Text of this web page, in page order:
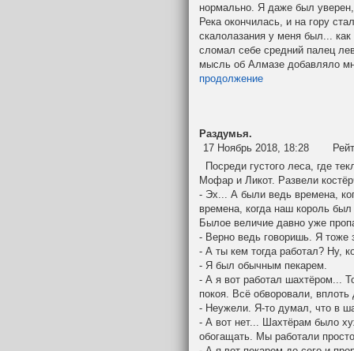
нормально. Я даже был
Река окончилась, и на гору
скалолазания у меня был...
сломал себе средний палец
мысль об Алмазе добавляло
продолжение
Раздумья.
17 Ноябрь 2018, 18:28
Посреди густого леса, где
Мофар и Ликот. Развели
- Эх... А были ведь времена,
времена, когда наш король
Былое величие давно уже
- Верно ведь говоришь. Я тоже
- А ты кем тогда работал? Ну,
- Я был обычным пекарем.
- А я вот работал шахтёром...
покоя. Всё обворовали, вплоть
- Неужели. Я-то думал, что в
- А вот нет... Шахтёрам было
обогащать. Мы работали